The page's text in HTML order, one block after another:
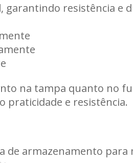
resistência e
na tampa quanto no
praticidade e resistência.
de armazenamento